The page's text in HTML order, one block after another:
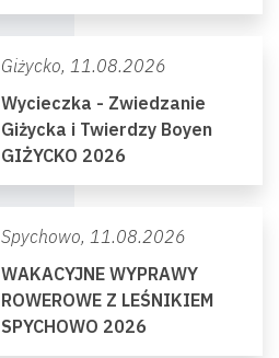
Giżycko, 11.08.2026
Wycieczka - Zwiedzanie
Giżycka i Twierdzy Boyen
GIŻYCKO 2026
Spychowo, 11.08.2026
WAKACYJNE WYPRAWY
ROWEROWE Z LEŚNIKIEM
SPYCHOWO 2026